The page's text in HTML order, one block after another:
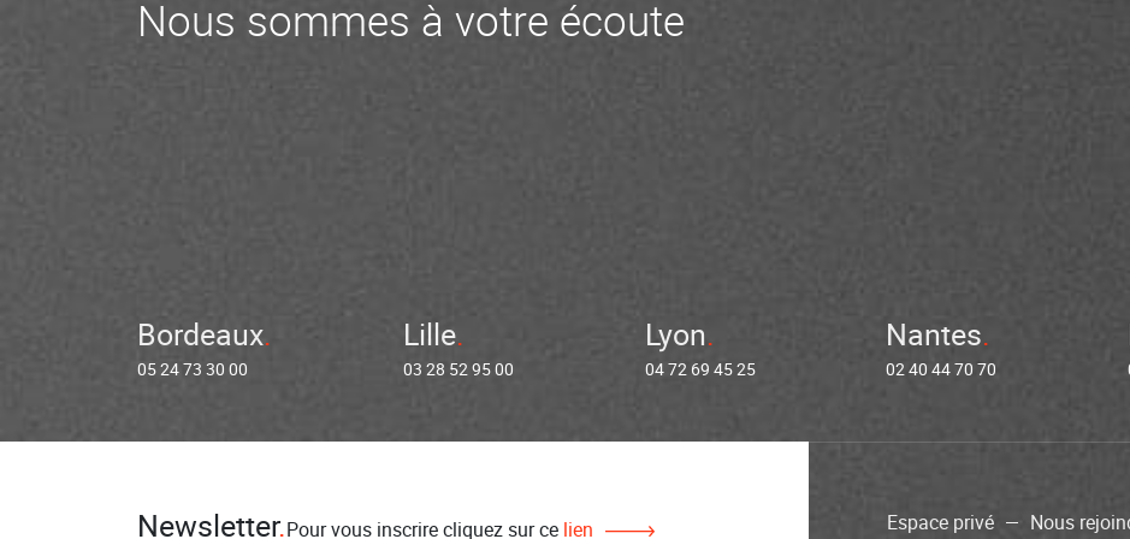
Nous sommes à votre écoute
Bordeaux
05 24 73 30 00
Lille
03 28 52 95 00
Lyon
04 72 69 45 25
Nantes
02 40 44 70 70
Newsletter Pour vous inscrire cliquez sur ce lien Espace privé Nous